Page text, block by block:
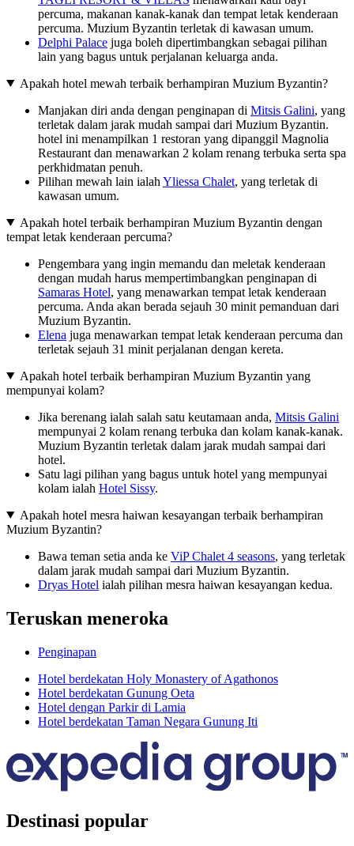
percuma, makanan kanak-kanak dan tempat letak kenderaan
percuma. Muzium Byzantin terletak di kawasan umum.
Delphi Palace juga boleh dipertimbangkan sebagai pilihan
lain yang bagus untuk perjalanan keluarga anda.
Apakah hotel mewah terbaik berhampiran Muzium Byzantin?
Manjakan diri anda dengan penginapan di Mitsis Galini, yang
terletak dalam jarak mudah sampai dari Muzium Byzantin.
hotel ini menampilkan 1 restoran yang dipanggil Magnolia
Restaurant dan menawarkan 2 kolam renang terbuka serta spa
perkhidmatan penuh.
Pilihan mewah lain ialah Yliessa Chalet, yang terletak di
kawasan umum.
Apakah hotel terbaik berhampiran Muzium Byzantin dengan
tempat letak kenderaan percuma?
Pengembara yang ingin memandu dan meletak kenderaan
dengan mudah harus mempertimbangkan penginapan di
Samaras Hotel, yang menawarkan tempat letak kenderaan
percuma. Anda akan berada sejauh 30 minit pemanduan dari
Muzium Byzantin.
Elena juga menawarkan tempat letak kenderaan percuma dan
terletak sejauh 31 minit perjalanan dengan kereta.
Apakah hotel terbaik berhampiran Muzium Byzantin yang
mempunyai kolam?
Jika berenang ialah salah satu keutamaan anda, Mitsis Galini
mempunyai 2 kolam renang terbuka dan kolam kanak-kanak.
Muzium Byzantin terletak dalam jarak mudah sampai dari
hotel.
Satu lagi pilihan yang bagus untuk hotel yang mempunyai
kolam ialah Hotel Sissy.
Apakah hotel mesra haiwan kesayangan terbaik berhampiran
Muzium Byzantin?
Bawa teman setia anda ke ViP Chalet 4 seasons, yang terletak
dalam jarak mudah sampai dari Muzium Byzantin.
Dryas Hotel ialah pilihan mesra haiwan kesayangan kedua.
Teruskan meneroka
Penginapan
Hotel berdekatan Holy Monastery of Agathonos
Hotel berdekatan Gunung Oeta
Hotel dengan Parkir di Lamia
Hotel berdekatan Taman Negara Gunung Iti
Destinasi popular